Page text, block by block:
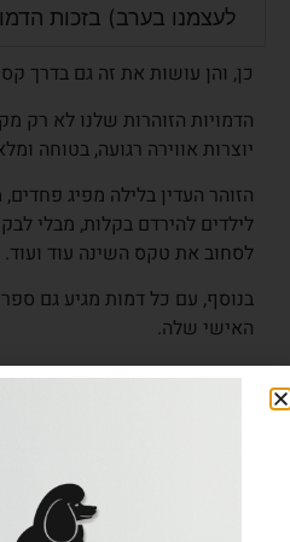
לעצמנו בערב) בזכות
כן, והן עושות את זה גם בדרך
הדמויות הזוהרות שלנו לא רק
יוצרות אווירה רגועה, בטוחה
הזוהר העדין בלילה מפיג
לילדים להירדם בקלות, מבלי
לסחוב את טקס השינה עוד ועוד.
בנוסף, עם כל דמות מגיע גם
האישי שלה.
הסיפור מעניק לילד חיבור
ומה זה אומר עבורכם, ההורים?
פחות התעסקות, פחות